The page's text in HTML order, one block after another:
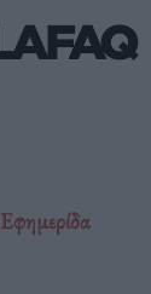
Εφημερίδα